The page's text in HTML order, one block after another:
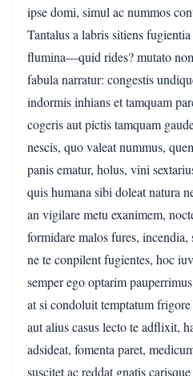
ipse domi, simul ac nummos
Tantalus a labris sitiens
flumina—quid rides? mutato
fabula narratur: congestis
indormis inhians et tamquam
cogeris aut pictis tamquam
nescis, quo valeat nummus,
panis ematur, holus, vini
quis humana sibi doleat natura
an vigilare metu exanimem,
formidare malos fures, incendia,
ne te conpilent fugientes, hoc
semper ego optarim
at si condoluit temptatum
aut alius casus lecto te adflixit,
adsideat, fomenta paret,
suscitet ac reddat gnatis